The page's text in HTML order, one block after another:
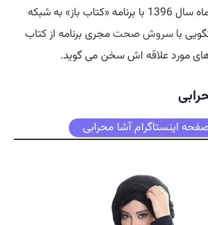
رادیویی شب ۲۹ مهر ماه سال 1396 با برنامه «کتاب باز» به شبکه
با سروش صحتمجری برنامه از کتاب
مورد علاقه اش سخن می گوید.
اینستاگرام آشا محرابی